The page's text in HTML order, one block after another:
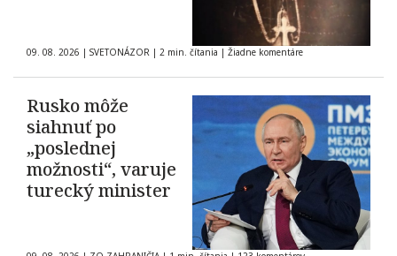
09. 08. 2026 | SVETONÁZOR | 2 min. čítania | Žiadne komentáre
Rusko môže
siahnuť po
„poslednej
možnosti“, varuje
turecký minister